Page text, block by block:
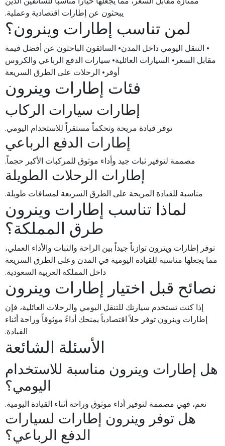
يبحثون عن إطارات اقتصادية وعملية.
لمن تناسب إطارات وينرون؟
• التنقل اليومي داخل المدن• السائقون الباحثون عن أفضل قيمة
مقابل السعر• السيارات العائلية• سيارات الدفع الرباعي والكروس
أوفر• الرحلات على الطرق السريعة
فئات إطارات وينرون
إطارات سيارات الركاب
توفر قيادة مريحة وتحكماً مستقراً للاستخدام اليومي.
إطارات الدفع الرباعي
مصممة لتوفير ثبات جيد وأداء موثوق للمركبات الأكبر حجماً.
إطارات الرحلات الطويلة
مناسبة للقيادة المريحة على الطرق السريعة لمسافات طويلة.
لماذا تناسب إطارات وينرون
طرق المملكة؟
توفر إطارات وينرون توازناً جيداً بين الراحة والثبات والأداء العملي،
مما يجعلها مناسبة للقيادة اليومية في المدن وعلى الطرق السريعة
داخل المملكة العربية السعودية.
نصائح قبل اختيار إطارات وينرون
إذا كنت تستخدم سيارتك للتنقل اليومي والرحلات العائلية، فإن
إطارات وينرون توفر حلاً اقتصادياً يمنحك أداءً موثوقاً وراحة أثناء
القيادة.
الأسئلة الشائعة
هل إطارات وينرون مناسبة للاستخدام
اليومي؟
نعم، فهي مصممة لتوفير أداء موثوق وراحة أثناء القيادة اليومية.
هل توفر وينرون إطارات لسيارات
الدفع الرباعي؟